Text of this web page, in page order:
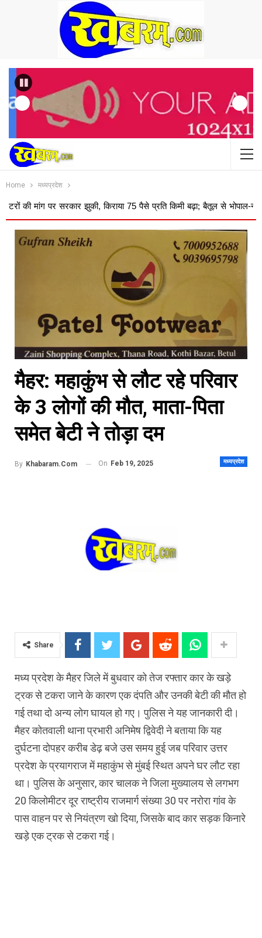
Previous
Home मध्यप्रदेश
सरकार झुकी, किराया 75 पैसे प्रति किमी बढ़ा; बैतूल से भोपाल-नागपुर-अमरावती
मैहर: महाकुंभ से लौट रहे परिवार
के 3 लोगों की मौत, माता-पिता
समेत बेटी ने तोड़ा दम
मध्यप्रदेश
By Khabaram.Com On Feb 19, 2025
Share
मध्य प्रदेश के मैहर जिले में बुधवार को तेज रफ्तार कार के खड़े
ट्रक से टकरा जाने के कारण एक दंपति और उनकी बेटी की मौत हो
गई तथा दो अन्य लोग घायल हो गए। पुलिस ने यह जानकारी दी।
मैहर कोतवाली थाना प्रभारी अनिमेष द्विवेदी ने बताया कि यह
दुर्घटना दोपहर करीब डेढ़ बजे उस समय हुई जब परिवार उत्तर
प्रदेश के प्रयागराज में महाकुंभ से मुंबई स्थित अपने घर लौट रहा
था। पुलिस के अनुसार, कार चालक ने जिला मुख्यालय से लगभग
20 किलोमीटर दूर राष्ट्रीय राजमार्ग संख्या 30 पर नरोरा गांव के
पास वाहन पर से नियंत्रण खो दिया, जिसके बाद कार सड़क किनारे
खड़े एक ट्रक से टकरा गई।